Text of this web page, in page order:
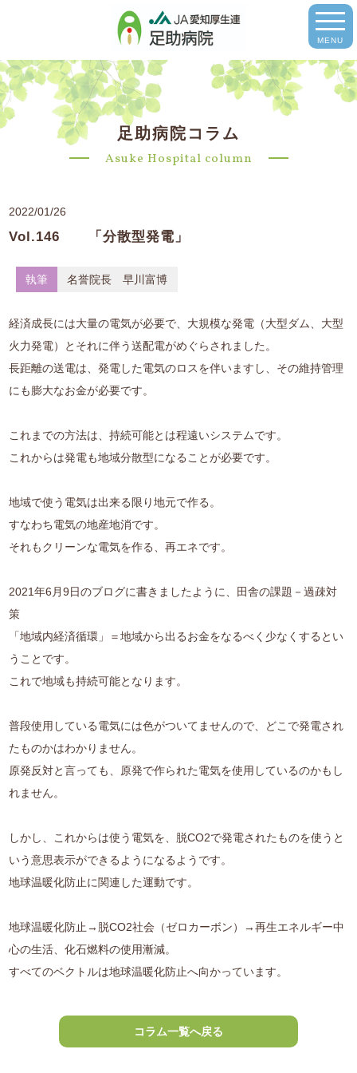
MENU
足助病院コラム
Asuke Hospital column
2022/01/26
Vol.146 「分散型発電」
執筆 名誉院長 早川富博
経済成長には大量の電気が必要で、大規模な発電（大型ダム、大型
火力発電）とそれに伴う送配電がめぐらされました。
長距離の送電は、発電した電気のロスを伴いますし、その維持管理
にも膨大なお金が必要です。
これまでの方法は、持続可能とは程遠いシステムです。
これからは発電も地域分散型になることが必要です。
地域で使う電気は出来る限り地元で作る。
すなわち電気の地産地消です。
それもクリーンな電気を作る、再エネです。
2021年6月9日のブログに書きましたように、田舎の課題－過疎対
策
「地域内経済循環」＝地域から出るお金をなるべく少なくするとい
うことです。
これで地域も持続可能となります。
普段使用している電気には色がついてませんので、どこで発電され
たものかはわかりません。
原発反対と言っても、原発で作られた電気を使用しているのかもし
れません。
しかし、これからは使う電気を、脱CO2で発電されたものを使うと
いう意思表示ができるようになるようです。
地球温暖化防止に関連した運動です。
地球温暖化防止→脱CO2社会（ゼロカーボン）→再生エネルギー中
心の生活、化石燃料の使用漸減。
すべてのベクトルは地球温暖化防止へ向かっています。
コラム一覧へ戻る